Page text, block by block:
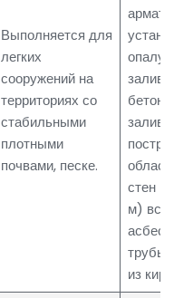
Выполняется для
легких
сооружений на
территориях со
стабильными
плотными
почвами, песке.
стен
м)
трубы,
из